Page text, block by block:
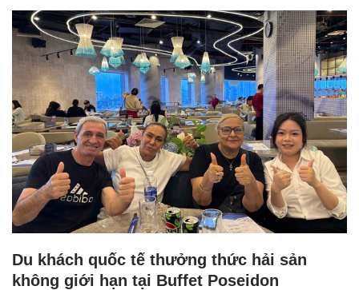
Du khách quốc tế thưởng thức hải sản
không giới hạn tại Buffet Poseidon